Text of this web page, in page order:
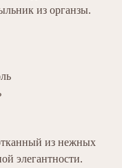
из органзы.
из нежных
элегантности.